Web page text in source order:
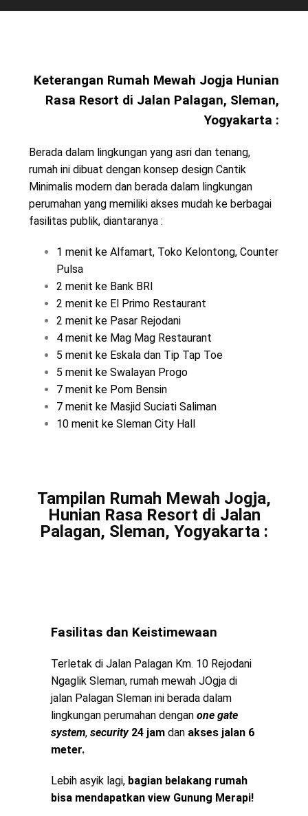
Keterangan Rumah Mewah Jogja Hunian
Rasa Resort di Jalan Palagan, Sleman,
Yogyakarta :
Berada dalam lingkungan yang asri dan tenang,
rumah ini dibuat dengan konsep design Cantik
Minimalis modern dan berada dalam lingkungan
perumahan yang memiliki akses mudah ke berbagai
fasilitas publik, diantaranya :
1 menit ke Alfamart, Toko Kelontong, Counter
Pulsa
2 menit ke Bank BRI
2 menit ke El Primo Restaurant
2 menit ke Pasar Rejodani
4 menit ke Mag Mag Restaurant
5 menit ke Eskala dan Tip Tap Toe
5 menit ke Swalayan Progo
7 menit ke Pom Bensin
7 menit ke Masjid Suciati Saliman
10 menit ke Sleman City Hall
Tampilan Rumah Mewah Jogja,
Hunian Rasa Resort di Jalan
Palagan, Sleman, Yogyakarta :
Fasilitas dan Keistimewaan
Terletak di Jalan Palagan Km. 10 Rejodani
Ngaglik Sleman, rumah mewah JOgja di
jalan Palagan Sleman ini berada dalam
lingkungan perumahan dengan one gate
system, security24 jam dan akses jalan 6
meter.
Lebih asyik lagi, bagian belakang rumah
bisa mendapatkan view Gunung Merapi!